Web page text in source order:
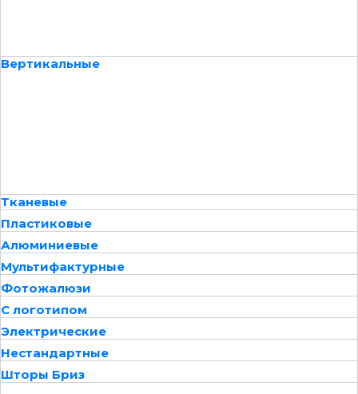
Вертикальные
Тканевые
Пластиковые
Алюминиевые
Мультифактурные
Фотожалюзи
С логотипом
Электрические
Нестандартные
Шторы Бриз